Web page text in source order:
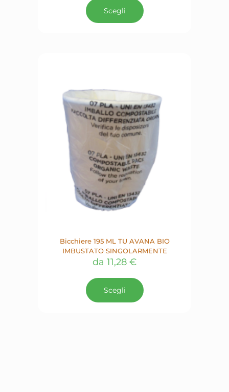
Scegli
prodotto
ha
nella
pagina
del
prodotto
Bicchiere 195 ML TU AVANA BIO
IMBUSTATO SINGOLARMENTE
da 11,28 €
Scegli
prodotto
ha